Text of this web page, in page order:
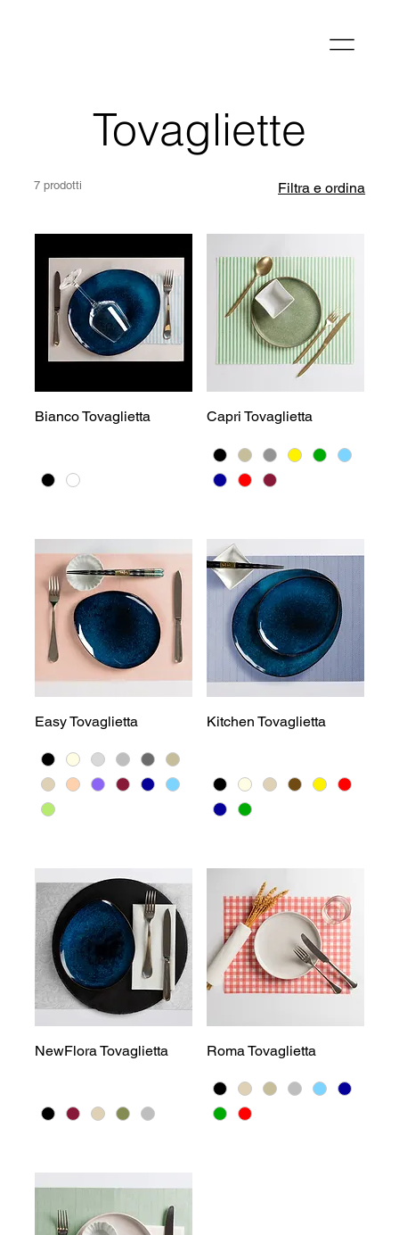
Tovagliette
7 prodotti Filtra e ordina
Bianco Tovaglietta Capri Tovaglietta
Easy Tovaglietta Kitchen Tovaglietta
NewFlora Tovaglietta Roma Tovaglietta